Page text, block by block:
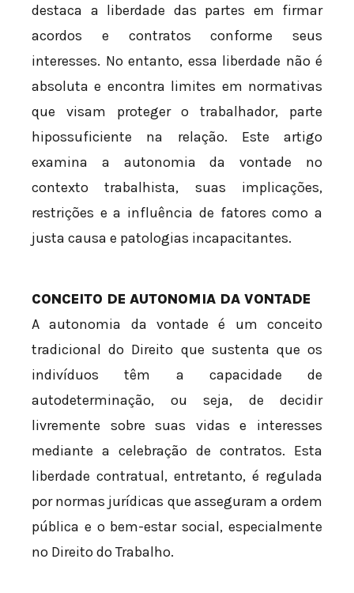
destaca a liberdade das partes em firmar
acordos e contratos conforme seus
interesses. No entanto, essa liberdade não é
absoluta e encontra limites em normativas
que visam proteger o trabalhador, parte
hipossuficiente na relação. Este artigo
examina a autonomia da vontade no
contexto trabalhista, suas implicações,
restrições e a influência de fatores como a
justa causa e patologias incapacitantes.
CONCEITO DE AUTONOMIA DA VONTADE
A autonomia da vontade é um conceito
tradicional do Direito que sustenta que os
indivíduos têm a capacidade de
autodeterminação, ou seja, de decidir
livremente sobre suas vidas e interesses
mediante a celebração de contratos. Esta
liberdade contratual, entretanto, é regulada
por normas jurídicas que asseguram a ordem
pública e o bem-estar social, especialmente
no Direito do Trabalho.